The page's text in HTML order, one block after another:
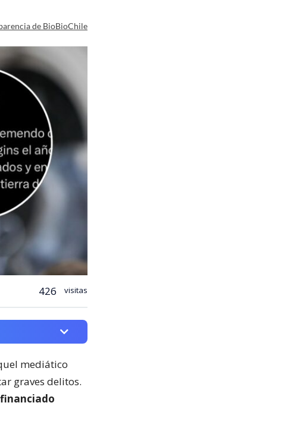
de BioBioChile
426 visitas
mediático
graves delitos.
financiado